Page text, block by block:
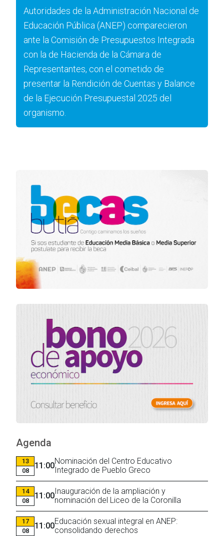
Autoridades de la Administración Nacional de
Educación Pública (ANEP) comparecieron
ante la Comisión de Presupuestos Integrada
con la de Hacienda de la Cámara de
Representantes, con el cometido de
presentar la Rendición de Cuentas y Balance
de la Ejecución Presupuestal 2025 del
organismo.
Agenda
13
08
11:00Nominación del Centro Educativo
Integrado de Pueblo Greco
14
08
11:00 Inauguración de la ampliación y
nominación del Liceo de la Coronilla
17
08
11:00Educación sexual integral en ANEP:
consolidando derechos